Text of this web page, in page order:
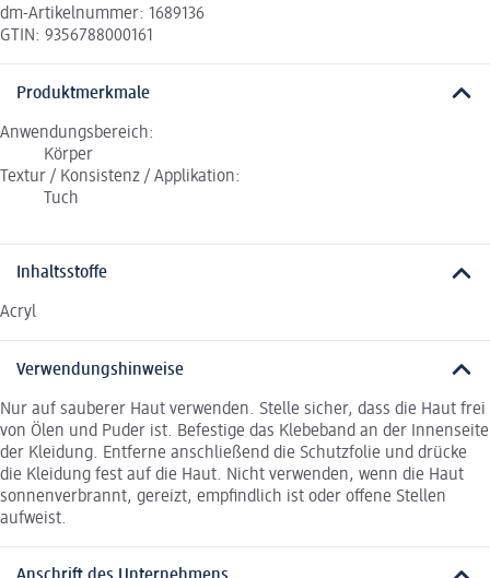
dm-Artikelnummer: 1689136
GTIN: 9356788000161
Produktmerkmale
Anwendungsbereich:
Körper
Textur / Konsistenz / Applikation:
Tuch
Inhaltsstoffe
Acryl
Verwendungshinweise
Nur auf sauberer Haut verwenden. Stelle sicher, dass die Haut frei
von Ölen und Puder ist. Befestige das Klebeband an der Innenseite
der Kleidung. Entferne anschließend die Schutzfolie und drücke
die Kleidung fest auf die Haut. Nicht verwenden, wenn die Haut
sonnenverbrannt, gereizt, empfindlich ist oder offene Stellen
aufweist.